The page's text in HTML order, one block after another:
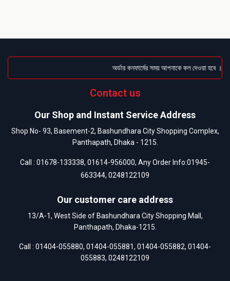
অর্ডার কনফার্মের সময় আপনাকে কল দেওয়া হবে ।
Contact us
Our Shop and Instant Service Address
Shop No- 93, Basement-2, Bashundhara City Shopping Complex,
Panthapath, Dhaka - 1215.
Call : 01678-133338, 01614-956000, Any Order Info:01945-
663344, 0248122109
Our customer care address
13/A-1, West Side of Bashundhara City Shopping Mall,
Panthapath, Dhaka-1215.
Call : 01404-055880, 01404-055881, 01404-055882, 01404-
055883, 0248122109